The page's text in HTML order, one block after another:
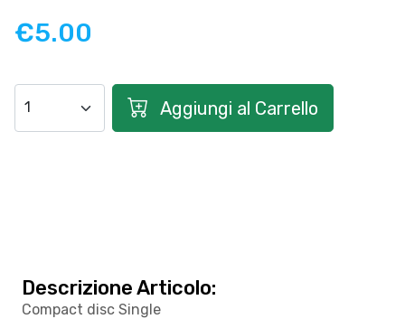
€5.00
Aggiungi al Carrello
Descrizione Articolo:
Compact disc Single